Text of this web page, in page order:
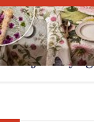
har
fra
af Jim